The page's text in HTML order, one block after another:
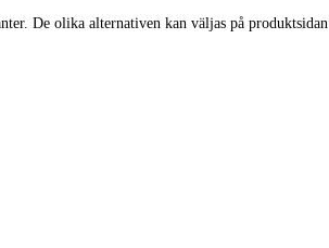
De olika alternativen kan väljas på produktsidan